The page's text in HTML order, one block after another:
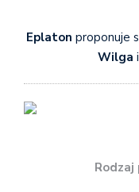
Eplaton proponuje
Wilga
Rodzaj